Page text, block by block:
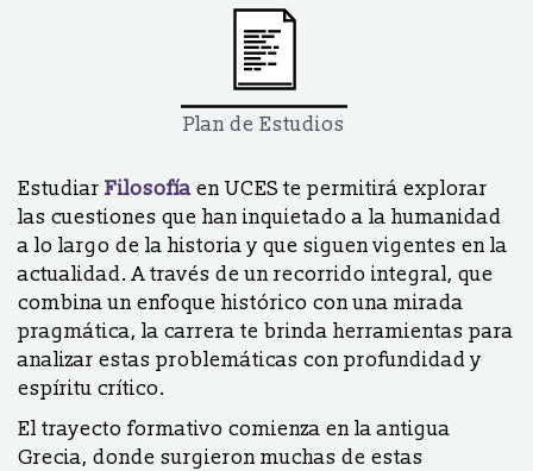
Plan de Estudios
Estudiar Filosofíaen UCES te permitirá explorar
las cuestiones que han inquietado a la humanidad
a lo largo de la historia y que siguen vigentes en la
actualidad. A través de un recorrido integral, que
combina un enfoque histórico con una mirada
pragmática, la carrera te brinda herramientas para
analizar estas problemáticas con profundidad y
espíritu crítico.
El trayecto formativo comienza en la antigua
Grecia, donde surgieron muchas de estas